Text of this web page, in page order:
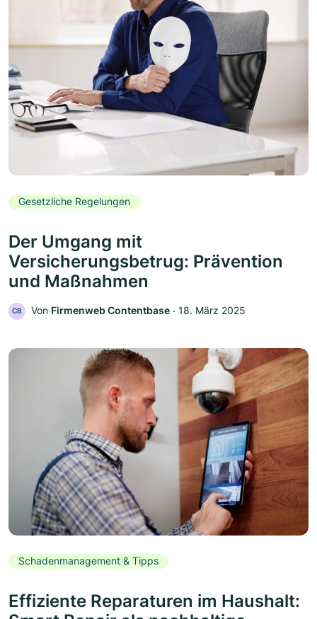
Gesetzliche Regelungen
Der Umgang mit
Versicherungsbetrug: Prävention
und Maßnahmen
CB Von Firmenweb Contentbase ‧ 18. März 2025
Schadenmanagement & Tipps
Effiziente Reparaturen im Haushalt: